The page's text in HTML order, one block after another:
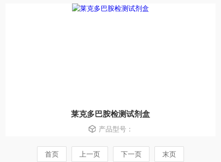
莱克多巴胺检测试剂盒
产品型号：
首页 上一页 下一页 末页